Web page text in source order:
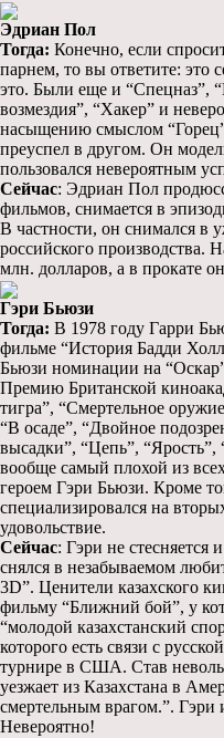
Эдриан Пол
Тогда: Конечно, если
парнем, то вы ответите: это
это. Были еще и “Спецназ”,
возмездия”, “Хакер” и
насыщению смыслом
преуспел в другом. Он
пользовался невероятным
Сейчас: Эдриан Пол
фильмов, снимается в
В частности, он снимался в
российского производства.
млн. долларов, а в прокате
Гэри Бьюзи
Тогда: В 1978 году Гарри
фильме “История Бадди
Бьюзи номинации на
Премию Британской
тигра”, “Смертельное
“В осаде”, “Двойное
высадки”, “Цепь”, “Ярость”,
вообще самый плохой из
героем Гэри Бьюзи. Кроме
специализировался на
удовольствие.
Сейчас: Гэри не стесняется
снялся в незабываемом
3D”. Ценители казахского
фильму “Ближний бой”, у
“молодой казахстанский
которого есть связи с
турнире в США. Став
уезжает из Казахстана в
смертельным врагом.”. Гэри
Невероятно!